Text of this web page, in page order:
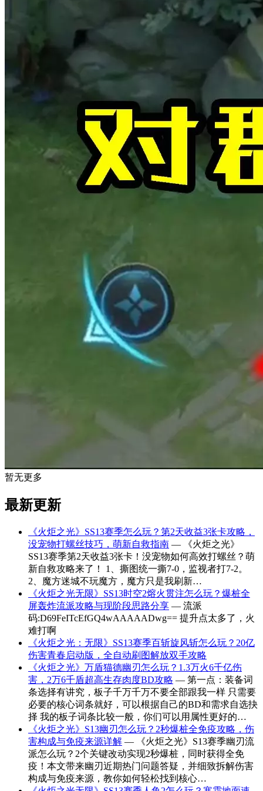
暂无更多
最新更新
《火炬之光》SS13赛季怎么玩？第2天收益3张卡攻略，
没宠物打螺丝技巧，萌新自救指南 — 《火炬之光》
SS13赛季第2天收益3张卡！没宠物如何高效打螺丝？萌
新自救攻略来了！ 1、撕图统一撕7-0，监视者打7-2。
2、魔方迷城不玩魔方，魔方只是我刷新…
《火炬之光无限》SS13时空2熔火贯注怎么玩？爆桩全
屏轰炸流派攻略与现阶段思路分享 — 流派
码:D69FeITcEfGQ4wAAAAADwg== 提升点太多了，火
难打啊
《火炬之光：无限》SS13赛季百斩旋风斩怎么玩？20亿
伤害青春启动版，全自动刷图解放双手攻略
《火炬之光》万盾猫德幽刃怎么玩？1.3万火6千亿伤
害，2万6千盾超高生存肉度BD攻略 — 第一点：装备词
条选择有讲究，板子千万千万不要全部跟我一样 只需要
必要的核心词条就好，可以根据自己的BD和需求自选抉
择 我的板子词条比较一般，你们可以用属性更好的…
《火炬之光》S13幽刃怎么玩？2秒爆桩全免疫攻略，伤
害构成与免疫来源详解 — 《火炬之光》S13赛季幽刃流
派怎么玩？2个关键改动实现2秒爆桩，同时获得全免
疫！本文带来幽刃近期热门问题答疑，并细致拆解伤害
构成与免疫来源，教你如何轻松找到核心…